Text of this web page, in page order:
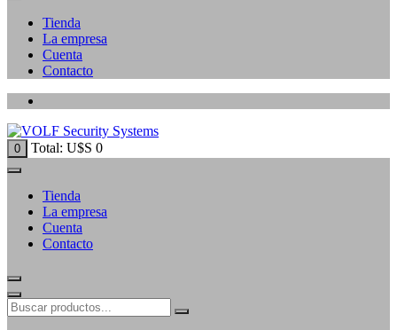
Tienda
La empresa
Cuenta
Contacto
0 Total: U$S 0
Tienda
La empresa
Cuenta
Contacto